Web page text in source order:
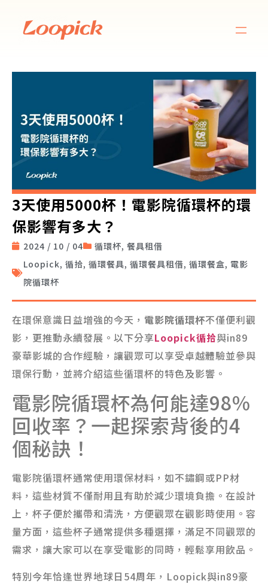
3天使用5000杯！電影院循環杯的環
保影響有多大？
2024 / 10 / 04 循環杯, 餐具租借
Loopick, 循拾, 循環餐具, 循環餐具租借, 循環餐盒, 電影
院循環杯
在環保意識日益增強的今天， 電影院循環杯不僅便利觀
影，更推動永續發展。以下分享Loopick循拾與in89
豪華影城的合作經驗，讓觀眾可以享受卓越體驗並參與
環保行動，並將介紹這些循環杯的特色及影響。
電影院循環杯為何能達98%
回收率？一起探索背後的4
個秘訣！
電影院循環杯通常使用環保材料，如不鏽鋼或PP材
料，這些材質不僅耐用且有助於減少環境負擔。在設計
上，杯子便於攜帶和清洗，方便觀眾在觀影時使用。容
量方面，這些杯子通常提供多種選擇，滿足不同觀眾的
需求，讓大家可以在享受電影的同時，輕鬆享用飲品。
特別今年恰逢世界地球日54周年，Loopick與in89豪